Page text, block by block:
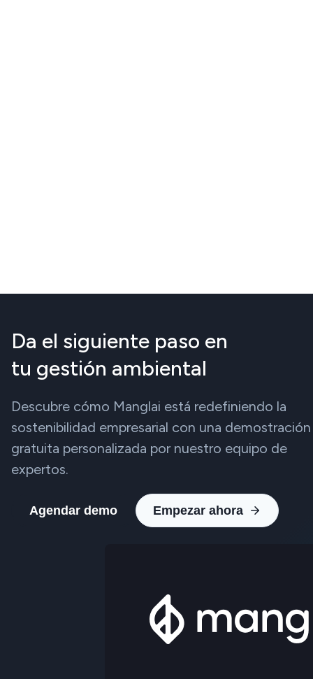
Da el siguiente paso en
tu gestión ambiental
Descubre cómo Manglai está redefiniendo la
sostenibilidad empresarial con una demostración
gratuita personalizada por nuestro equipo de
expertos.
Agendar demo Empezar ahora